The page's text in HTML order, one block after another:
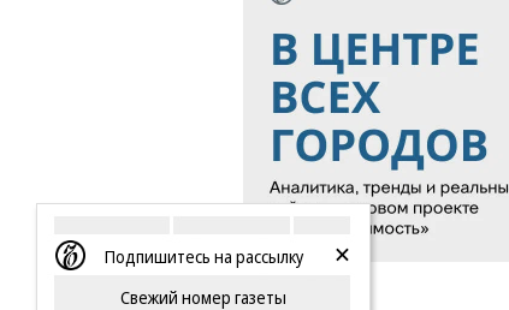
Подпишитесь на рассылку
Свежий номер газеты